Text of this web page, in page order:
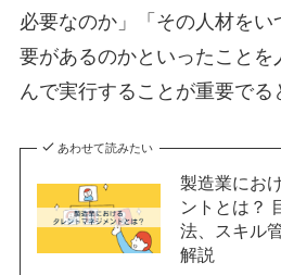
必要なのか」「その人材を
要があるのかといったことを
んで実行することが重要でる
あわせて読みたい
製造業にお
ントとは？
法、スキル
解説